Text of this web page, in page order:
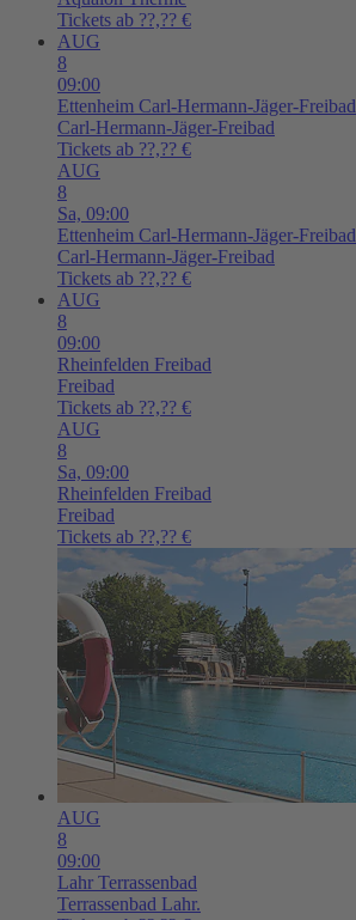
Tickets ab ??,?? €
AUG
8
09:00
Ettenheim Carl-Hermann-Jäger-Freibad
Carl-Hermann-Jäger-Freibad
Tickets ab ??,?? €
AUG
8
Sa, 09:00
Ettenheim Carl-Hermann-Jäger-Freibad
Carl-Hermann-Jäger-Freibad
Tickets ab ??,?? €
AUG
8
09:00
Rheinfelden Freibad
Freibad
Tickets ab ??,?? €
AUG
8
Sa, 09:00
Rheinfelden Freibad
Freibad
Tickets ab ??,?? €
AUG
8
09:00
Lahr Terrassenbad
Terrassenbad Lahr.